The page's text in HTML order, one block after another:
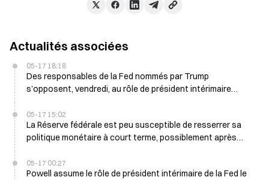
Actualités associées
05-17 18:18
Des responsables de la Fed nommés par Trump
s’opposent, vendredi, au rôle de président intérimaire
05-17 15:02
La Réserve fédérale est peu susceptible de resserrer sa
politique monétaire à court terme, possiblement après
05-17 00:27
Powell assume le rôle de président intérimaire de la Fed le